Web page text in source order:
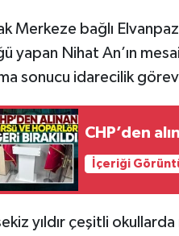
Merkeze bağlı
yapan Nihat An’ın
sonucu idarecilik
CHP’den
İçeriği
yıldır çeşitli